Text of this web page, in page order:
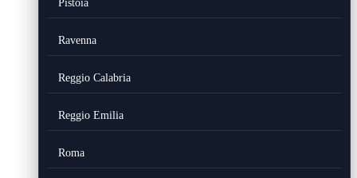
Pistoia
Ravenna
Reggio Calabria
Reggio Emilia
Roma